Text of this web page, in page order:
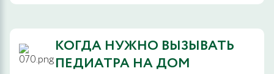
КОГДА НУЖНО ВЫЗЫВАТЬ
ПЕДИАТРА НА ДОМ